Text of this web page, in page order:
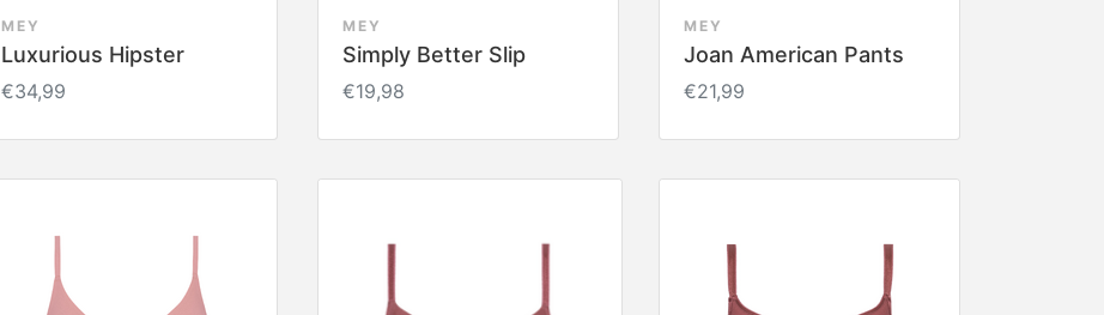
MEY
Luxurious Hipster
€34,99
MEY
Simply Better Slip
€19,98
MEY
Joan American Pants
€21,99